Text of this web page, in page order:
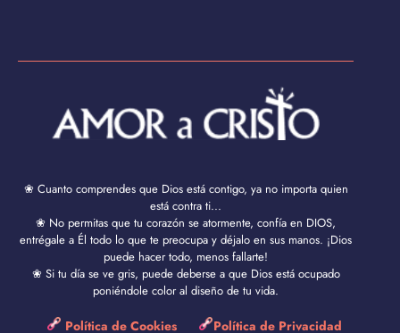
❀ Cuanto comprendes que Dios está contigo, ya no importa quien
está contra ti...
❀ No permitas que tu corazón se atormente, confía en DIOS,
entrégale a Él todo lo que te preocupa y déjalo en sus manos. ¡Dios
puede hacer todo, menos fallarte!
❀ Si tu día se ve gris, puede deberse a que Dios está ocupado
poniéndole color al diseño de tu vida.
Política de Cookies Política de Privacidad